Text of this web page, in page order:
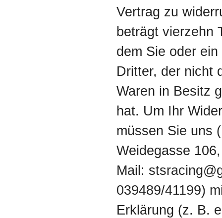
Vertrag zu
beträgt vierzehn
dem Sie oder
Dritter, der nicht
Waren in Besitz
hat. Um Ihr
müssen Sie uns
Weidegasse
Mail:
039489/41199)
Erklärung (z. B.